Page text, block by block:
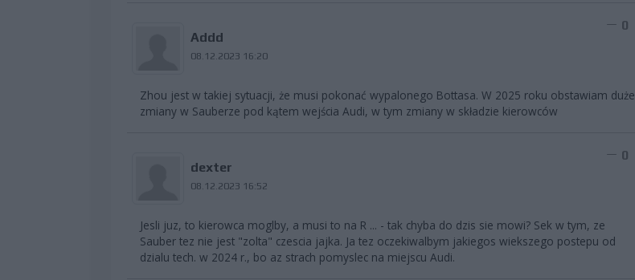
Addd
08.12.2023 16:20
0
Zhou jest w takiej sytuacji, że musi pokonać wypalonego Bottasa. W 2025 roku obstawiam duże
zmiany w Sauberze pod kątem wejścia Audi, w tym zmiany w składzie kierowców
dexter
08.12.2023 16:52
0
Jesli juz, to kierowca moglby, a musi to na R ... - tak chyba do dzis sie mowi? Sek w tym, ze
Sauber tez nie jest "zolta" czescia jajka. Ja tez oczekiwalbym jakiegos wiekszego postepu od
dzialu tech. w 2024 r., bo az strach pomyslec na miejscu Audi.